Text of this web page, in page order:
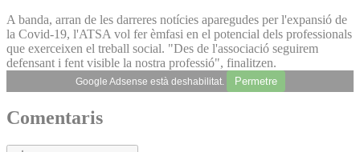
A banda, arran de les darreres notícies aparegudes per l'expansió de
la Covid-19, l'ATSA vol fer èmfasi en el potencial dels professionals
que exerceixen el treball social. "Des de l'associació seguirem
defensant i fent visible la nostra professió", finalitzen.
Google Adsense està deshabilitat. Permetre
Comentaris